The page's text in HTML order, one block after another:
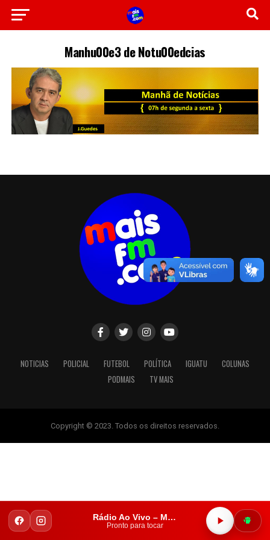
Manhu00e3 de Notu00edcias
NOTICIAS POLICIAL FUTEBOL POLÍTICA IGUATU
COLUNAS
PODMAIS
TV MAIS
Copyright © 2023. Todos os direitos reservados.
Rádio Ao Vivo – Mais FM Iguatu
Pronto para tocar